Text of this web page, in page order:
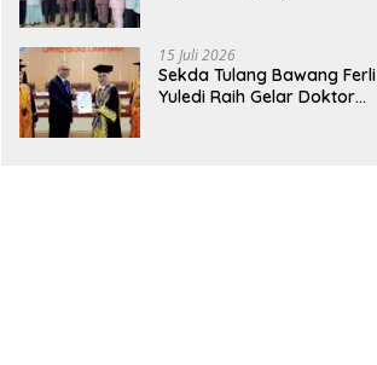
Bergizi Gratis di Natar
15 Juli 2026
Sekda Tulang Bawang Ferli
Yuledi Raih Gelar Doktor